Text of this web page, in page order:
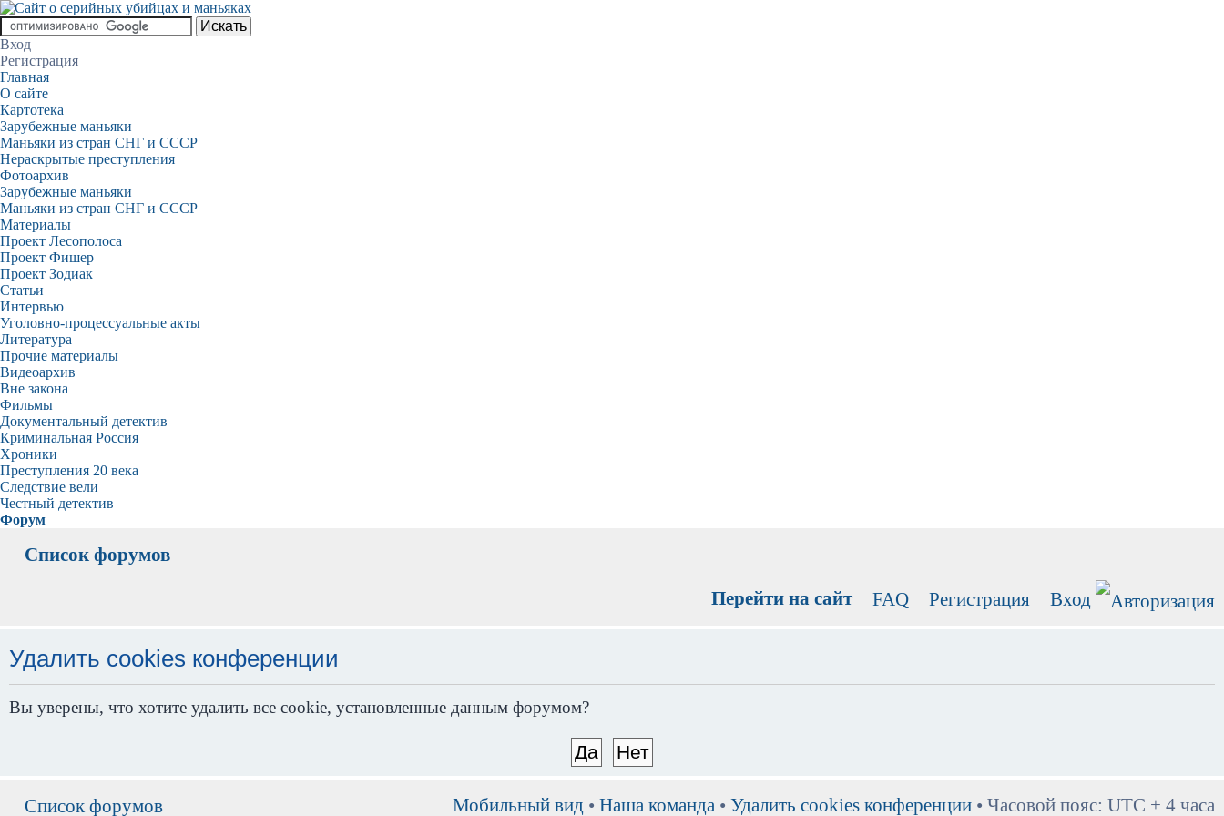
Вход
Регистрация
Главная
О сайте
Картотека
Зарубежные маньяки
Маньяки из стран СНГ и СССР
Нераскрытые преступления
Фотоархив
Зарубежные маньяки
Маньяки из стран СНГ и СССР
Материалы
Проект Лесополоса
Проект Фишер
Проект Зодиак
Статьи
Интервью
Уголовно-процессуальные акты
Литература
Прочие материалы
Видеоархив
Вне закона
Фильмы
Документальный детектив
Криминальная Россия
Хроники
Преступления 20 века
Следствие вели
Честный детектив
Форум
Список форумов
Перейти на сайт FAQ Регистрация Вход
Удалить cookies конференции
Вы уверены, что хотите удалить все cookie, установленные данным форумом?
Список форумов Мобильный вид • Наша команда • Удалить cookies конференции • Часовой пояс: UTC + 4 часа